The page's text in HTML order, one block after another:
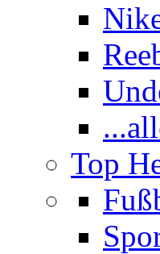
Top